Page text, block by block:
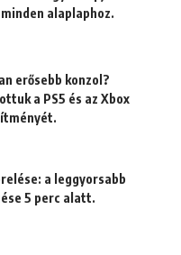
alaplaphoz.
erősebb konzol?
a PS5 és az Xbox
a leggyorsabb
5 perc alatt.